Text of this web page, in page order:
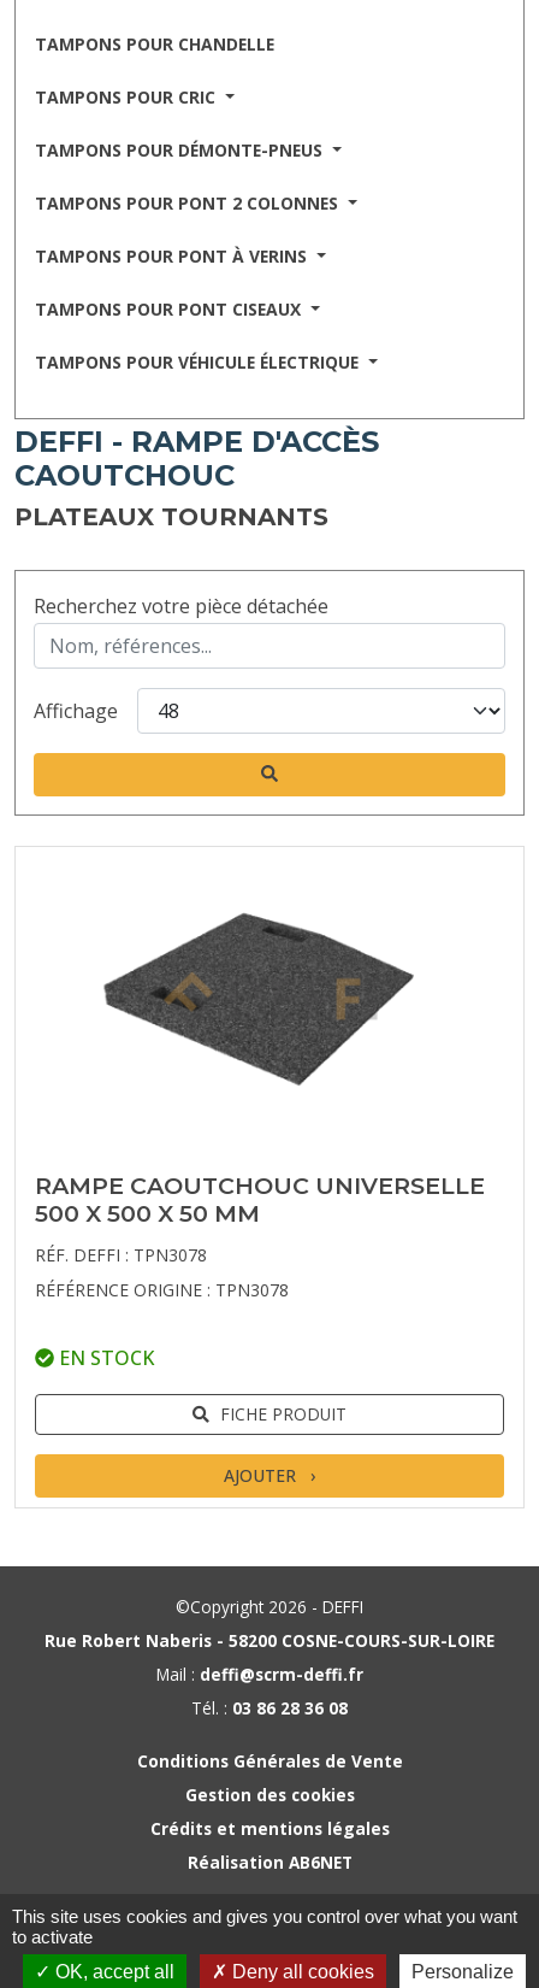
TAMPONS POUR CHANDELLE
TAMPONS POUR CRIC
TAMPONS POUR DÉMONTE-PNEUS
TAMPONS POUR PONT 2 COLONNES
TAMPONS POUR PONT À VERINS
TAMPONS POUR PONT CISEAUX
TAMPONS POUR VÉHICULE ÉLECTRIQUE
DEFFI - RAMPE D'ACCÈS
CAOUTCHOUC
PLATEAUX TOURNANTS
Recherchez votre pièce détachée
Affichage
RAMPE CAOUTCHOUC UNIVERSELLE
500 X 500 X 50 MM
RÉF. DEFFI : TPN3078
RÉFÉRENCE ORIGINE : TPN3078
EN STOCK
FICHE PRODUIT
AJOUTER
©Copyright 2026 - DEFFI
Rue Robert Naberis - 58200 COSNE-COURS-SUR-LOIRE
Mail : deffi@scrm-deffi.fr
Tél. : 03 86 28 36 08
Conditions Générales de Vente
Gestion des cookies
Crédits et mentions légales
Réalisation AB6NET
This site uses cookies and gives you control over what you want
to activate
OK, accept all
Deny all cookies Personalize